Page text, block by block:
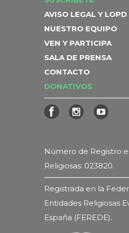
AVISO LEGAL Y LOPD
NUESTRO EQUIPO
VEN Y PARTICIPA
SALA DE PRENSA
CONTACTO
DONATIVOS
Número de Registro
Religiosas: 023820.
Registrada en la
Entidades Religiosas
España (FEREDE).